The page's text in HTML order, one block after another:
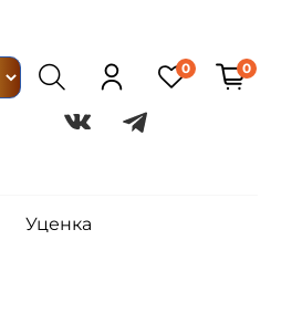
0 0
Уценка